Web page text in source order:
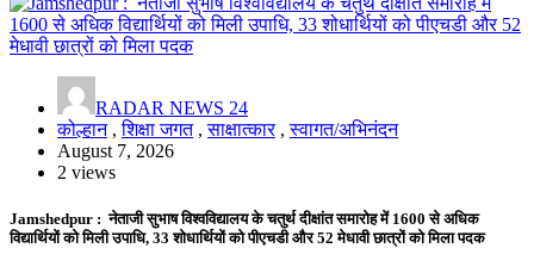
RADAR NEWS 24
कोल्हान,शिक्षा जगत,साक्षात्कार,स्वागत/अभिनंदन
August 7, 2026
2 views
Jamshedpur : नेताजी सुभाष विश्वविद्यालय के चतुर्थ दीक्षांत समारोह में 1600 से अधिक
विद्यार्थियों को मिली उपाधि, 33 शोधार्थियों को पीएचडी और 52 मेधावी छात्रों को मिला पदक